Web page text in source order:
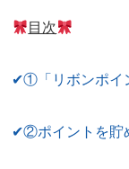
目次
✔①「リボンポイ
✔②ポイントを貯